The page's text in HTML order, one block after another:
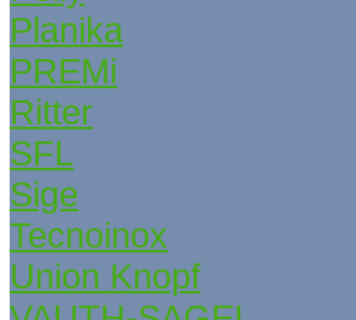
Planika
PREMi
Ritter
SFL
Sige
Tecnoinox
Union Knopf